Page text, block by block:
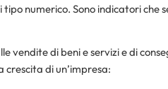
numerico. Sono indicatori che
vendite di beni e servizi e di
di un’impresa: